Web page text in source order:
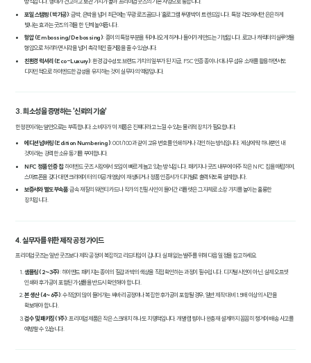
방식입니다. 형태가 견고하고 보관 가치가 높아 프리미엄 굿즈의 기본 사양으로 통합니다.
포일 스탬핑 (박 가공): 금박, 은박을 넘어 최근에는 '무광 로즈골드'나 '홀로그램 투명 박'이 트렌드입니다. 특정 각도에서만 은은하게
빛나는 효과는 굿즈의 격을 한 단계 높여줍니다.
형압 (Embossing/Debossing): 종이의 특정 부분을 튀어나오게 하거나 들어가게 만드는 기법입니다. 로고나 캐릭터의 실루엣을
형압으로 처리하면 시각을 넘어 촉각적인 즐거움을 줄 수 있습니다.
친환경 럭셔리 (Eco-Luxury): 환경 감수성도 브랜드 가치의 일부가 된 지금, FSC 인증 종이나 대나무 섬유 소재를 활용하면서도
디자인적으로 하이엔드한 감성을 유지하는 것이 실무자의 역량입니다.
3. 희소성을 증명하는 '신뢰의 기술'
한정판이라는 말만으로는 부족합니다. 소비자가 '이 제품은 진짜다'라고 느낄 수 있는 물리적 장치가 필요합니다.
에디션 넘버링 (Edition Numbering): 001/100과 같이 고유 번호를 인쇄하거나 각인하는 방식입니다. '세상에 딱 하나뿐인 내
것'이라는 강력한 소유 동기를 부여합니다.
NFC 정품 인증 칩: 하이엔드 굿즈 시장에서 도입이 빠르게 늘고 있는 방식입니다. 패키지나 굿즈 내부에 아주 작은 NFC 칩을 매립하여,
스마트폰을 갖다 대면 크리에이터의 미공개 영상이 재생되거나 정품 인증서가 디지털로 출력되도록 설계합니다.
보증서와 별도 부속품: 금속 재질의 워런티 카드나 작가의 친필 사인이 들어간 리플렛은 그 자체로 소장 가치를 높이는 훌륭한
장치입니다.
4. 실무자를 위한 제작 공정 가이드
프리미엄 굿즈는 일반 굿즈보다 제작 공정이 복잡하고 리드타임이 깁니다. 실패 없는 발주를 위해 다음 일정을 참고하세요.
샘플링 (2~3주) : 하이엔드 패키지는 종이의 질감과 박의 색상을 직접 확인하는 과정이 필수입니다. 디지털 시안이 아닌, 실제 오프셋
인쇄와 후가공이 포함된 가샘플을 반드시 확인해야 합니다.
본 생산 (4~6주): 수작업이 많이 들어가는 싸바리 공정이나 복잡한 후가공이 포함될 경우, 일반 제작 대비 1.5배 이상의 시간을
확보해야 합니다.
검수 및 패키징 (1주): 프리미엄 제품은 작은 스크래치 하나도 치명적입니다. 개별 랩핑이나 완충재 설계까지 꼼꼼히 챙겨야 배송 사고를
예방할 수 있습니다.